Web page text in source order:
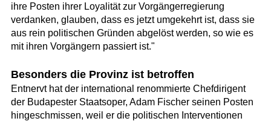
ihre Posten ihrer Loyalität zur Vorgängerregierung
verdanken, glauben, dass es jetzt umgekehrt ist, dass sie
aus rein politischen Gründen abgelöst werden, so wie es
mit ihren Vorgängern passiert ist."
Besonders die Provinz ist betroffen
Entnervt hat der international renommierte Chefdirigent
der Budapester Staatsoper, Adam Fischer seinen Posten
hingeschmissen, weil er die politischen Interventionen